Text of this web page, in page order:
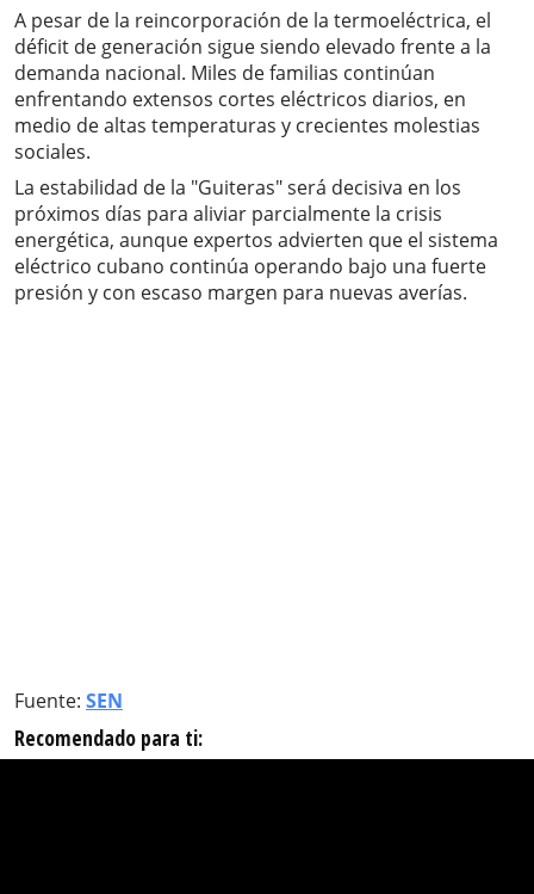
A pesar de la reincorporación de la termoeléctrica, el
déficit de generación sigue siendo elevado frente a la
demanda nacional. Miles de familias continúan
enfrentando extensos cortes eléctricos diarios, en
medio de altas temperaturas y crecientes molestias
sociales.
La estabilidad de la "Guiteras" será decisiva en los
próximos días para aliviar parcialmente la crisis
energética, aunque expertos advierten que el sistema
eléctrico cubano continúa operando bajo una fuerte
presión y con escaso margen para nuevas averías.
Fuente: SEN
Recomendado para ti: